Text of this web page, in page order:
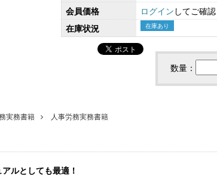
会員価格
ログイン してご確
在庫状況
在庫あり
数量：
実務書籍 人事労務実務書籍
ルとしても最適！
休業・育
こども性暴力防止法（日本版DBS）対応実務
、特定技
【大注目】令和６年度 介護事業所の処遇改善加